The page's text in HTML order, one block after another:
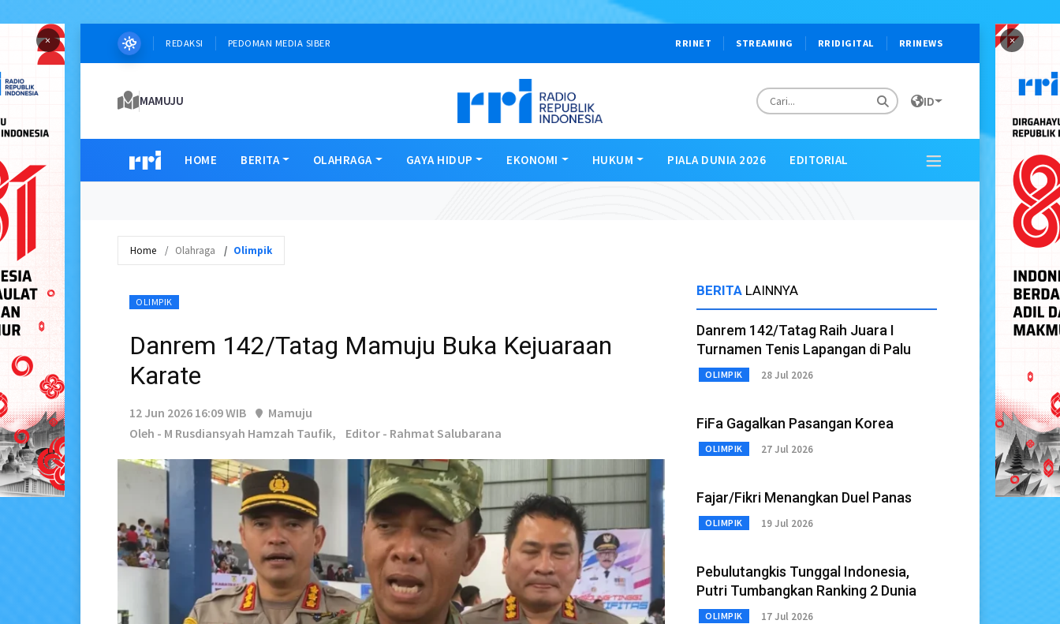
× ×
REDAKSI PEDOMAN MEDIA SIBER RRINET STREAMING RRIDIGITAL RRINEWS
MAMUJU ID
HOME BERITA OLAHRAGA GAYA HIDUP EKONOMI HUKUM PIALA DUNIA 2026 EDITORIAL
Home Olahraga Olimpik
OLIMPIK
Danrem 142/Tatag Mamuju Buka Kejuaraan
Karate
12 Jun 2026 16:09 WIB
Mamuju
Oleh - M Rusdiansyah Hamzah Taufik,
Editor - Rahmat Salubarana
BERITA LAINNYA
Danrem 142/Tatag Raih Juara I
Turnamen Tenis Lapangan di Palu
OLIMPIK 28 Jul 2026
FiFa Gagalkan Pasangan Korea
OLIMPIK 27 Jul 2026
Fajar/Fikri Menangkan Duel Panas
OLIMPIK 19 Jul 2026
Pebulutangkis Tunggal Indonesia,
Putri Tumbangkan Ranking 2 Dunia
OLIMPIK 17 Jul 2026